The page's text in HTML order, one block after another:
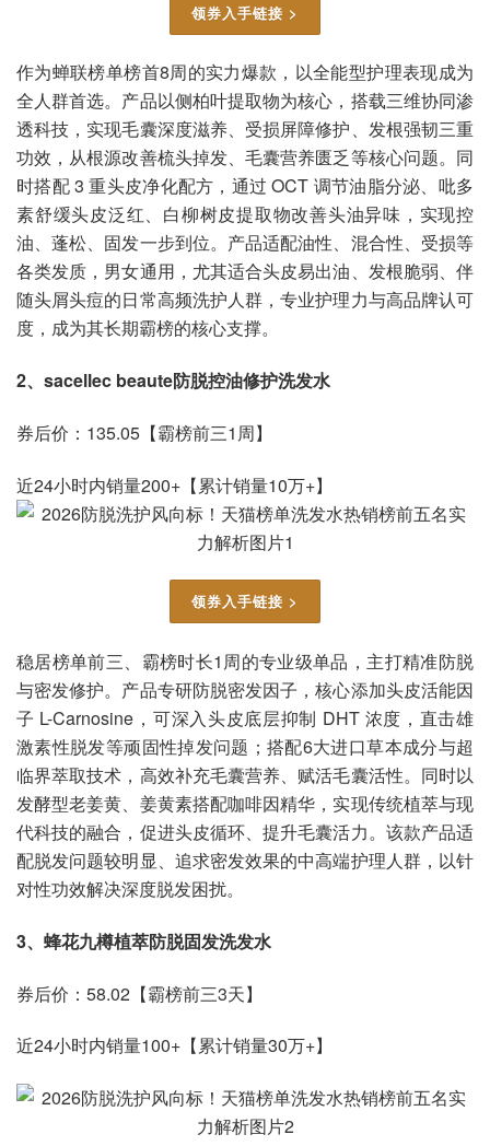
领券入手链接 >
作为蝉联榜单榜首8周的实力爆款，以全能型护理表现成为
全人群首选。产品以侧柏叶提取物为核心，搭载三维协同渗
透科技，实现毛囊深度滋养、受损屏障修护、发根强韧三重
功效，从根源改善梳头掉发、毛囊营养匮乏等核心问题。同
时搭配 3 重头皮净化配方，通过 OCT 调节油脂分泌、吡多
素舒缓头皮泛红、白柳树皮提取物改善头油异味，实现控
油、蓬松、固发一步到位。产品适配油性、混合性、受损等
各类发质，男女通用，尤其适合头皮易出油、发根脆弱、伴
随头屑头痘的日常高频洗护人群，专业护理力与高品牌认可
度，成为其长期霸榜的核心支撑。
2、sacellec beaute防脱控油修护洗发水
​​​券后价：135.05【霸榜前三1周】
近24小时内销量200+【累计销量10万+】
领券入手链接 >
稳居榜单前三、霸榜时长1周的专业级单品，主打精准防脱
与密发修护。产品专研防脱密发因子，核心添加头皮活能因
子 L-Carnosine，可深入头皮底层抑制 DHT 浓度，直击雄
激素性脱发等顽固性掉发问题；搭配6大进口草本成分与超
临界萃取技术，高效补充毛囊营养、赋活毛囊活性。同时以
发酵型老姜黄、姜黄素搭配咖啡因精华，实现传统植萃与现
代科技的融合，促进头皮循环、提升毛囊活力。该款产品适
配脱发问题较明显、追求密发效果的中高端护理人群，以针
对性功效解决深度脱发困扰。
3、蜂花九樽植萃防脱固发洗发水
​​​券后价：58.02【霸榜前三3天】
近24小时内销量100+【累计销量30万+】